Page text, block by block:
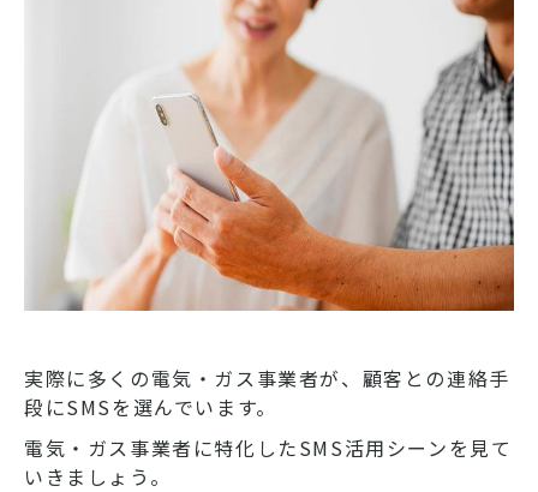
実際に多くの電気・ガス事業者が、顧客との連絡手
段にSMSを選んでいます。
電気・ガス事業者に特化したSMS活用シーンを見て
いきましょう。